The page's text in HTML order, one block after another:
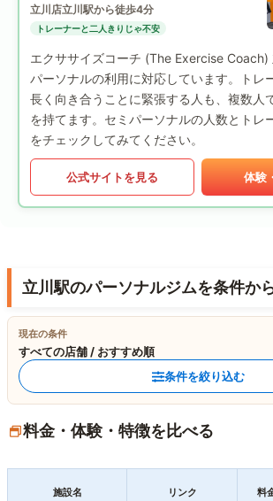
立川店立川駅から徒歩4分
トレーナーと二人きりじゃ不安
エクササイズコーチ (The Exercise Coach)
パーソナルの利用に対応しています。トレ
長く向き合うことに緊張する人も、複数人
を持てます。セミパーソナルの人数とトレ
をチェックしてみてください。
公式サイトを見る 体験
立川駅のパーソナルジムを条件か
現在の条件
すべての店舗 / おすすめ順
条件を絞り込む
料金・体験・特徴を比べる
施設名 リンク 料